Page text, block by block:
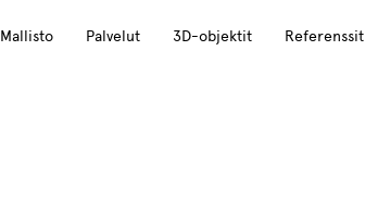
Mallisto Palvelut 3D-objektit Referenssit